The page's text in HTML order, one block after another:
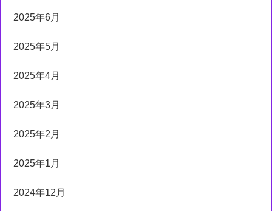
2025年6月
2025年5月
2025年4月
2025年3月
2025年2月
2025年1月
2024年12月